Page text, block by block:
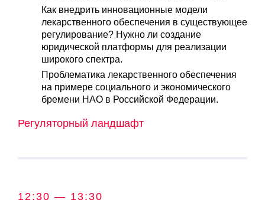
Как внедрить инновационные модели
лекарственного обеспечения в существующее
регулирование? Нужно ли создание
юридической платформы для реализации
широкого спектра.
Проблематика лекарственного обеспечения
на примере социального и экономического
бремени НАО в Российской Федерации.
Регуляторный ландшафт
12:30 — 13:30